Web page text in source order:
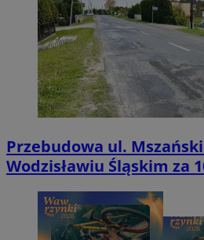
Przebudowa ul.
Wodzisławiu Śląskim za